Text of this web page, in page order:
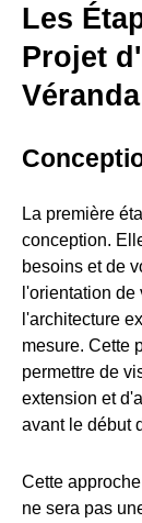
Les
Projet
La première
conception.
besoins et de
l'orientation
l'architecture
mesure. Cette
permettre de
extension et
avant le début
Cette
ne sera pas